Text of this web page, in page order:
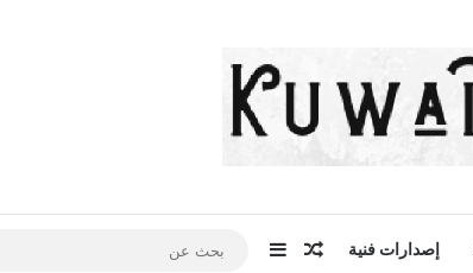
إصدارات فنية مقال عشوائي
إضافة عمود جانبي